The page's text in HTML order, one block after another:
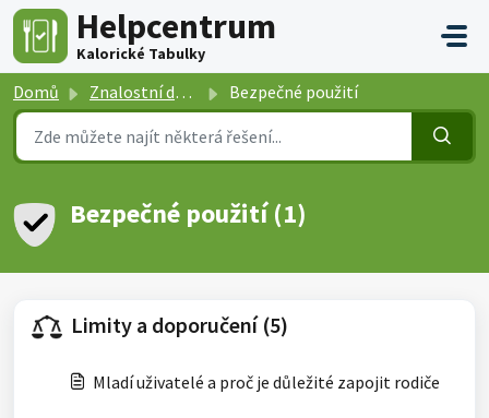
Přeskočit na hlavní obsah
Helpcentrum
Kalorické Tabulky
Domů Znalostní databáze Bezpečné použití
Bezpečné použití (1)
Limity a doporučení (5)
Mladí uživatelé a proč je důležité zapojit rodiče